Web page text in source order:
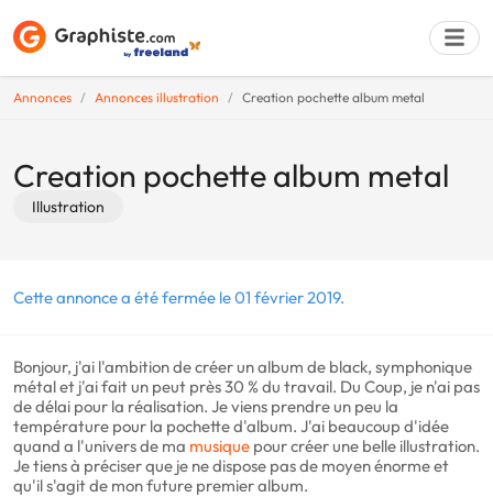
Annonces Annonces illustration Creation pochette album metal
Creation pochette album metal
Illustration
Cette annonce a été fermée le 01 février 2019.
Bonjour, j'ai l'ambition de créer un album de black, symphonique
métal et j'ai fait un peut près 30 % du travail. Du Coup, je n'ai pas
de délai pour la réalisation. Je viens prendre un peu la
température pour la pochette d'album. J'ai beaucoup d'idée
quand a l'univers de ma musique pour créer une belle illustration.
Je tiens à préciser que je ne dispose pas de moyen énorme et
qu'il s'agit de mon future premier album.